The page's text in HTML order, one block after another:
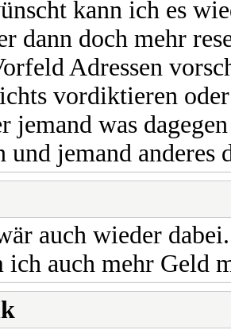
kann ich es
dann doch mehr
Adressen
vordiktieren
jemand was
und jemand anderes
auch wieder
ich auch mehr Geld